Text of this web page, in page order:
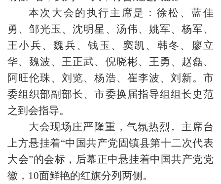
本次大会的执行主席是：徐松、蓝佳
勇、邹光玉、沈明星、汤伟、姚军、杨军、
王小兵、魏兵、钱玉、窦凯、韩冬、廖立
华、魏波、王正武、倪晓彬、王勇、赵磊、
阿旺伦珠、刘览、杨浩、崔李波、刘新。市
委组织部副部长、市委换届指导组组长史范
之到会指导。
大会现场庄严隆重，气氛热烈。主席台
上方悬挂着“中国共产党固镇县第十二次代表
大会”的会标，后幕正中悬挂着中国共产党党
徽，10面鲜艳的红旗分列两侧。